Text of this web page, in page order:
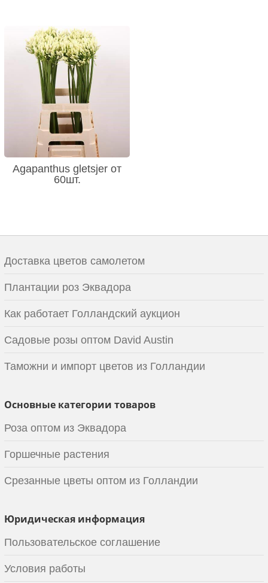
Agapanthus gletsjer от
60шт.
Доставка цветов самолетом
Плантации роз Эквадора
Как работает Голландский аукцион
Садовые розы оптом David Austin
Таможни и импорт цветов из Голландии
Основные категории товаров
Роза оптом из Эквадора
Горшечные растения
Срезанные цветы оптом из Голландии
Юридическая информация
Пользовательское соглашение
Условия работы